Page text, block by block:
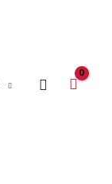
Search